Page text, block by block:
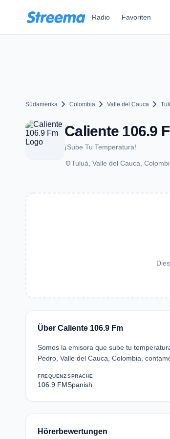
Radio Favoriten
Südamerika chevron_right Colombia chevron_right Valle del Cauca chevron_right
Caliente 106.9
¡Sube Tu Temperatura!
placeTuluá, Valle del Cauca,
Über Caliente 106.9 Fm
Somos la emisora que sube tu
Pedro, Valle del Cauca, Colombia,
FREQUENZ
106.9 FM
SPRACHE
Spanish
Hörerbewertungen